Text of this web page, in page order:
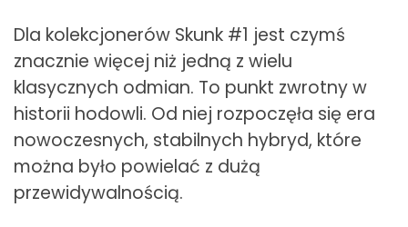
Dla kolekcjonerów Skunk #1 jest czymś
znacznie więcej niż jedną z wielu
klasycznych odmian. To punkt zwrotny w
historii hodowli. Od niej rozpoczęła się era
nowoczesnych, stabilnych hybryd, które
można było powielać z dużą
przewidywalnością.